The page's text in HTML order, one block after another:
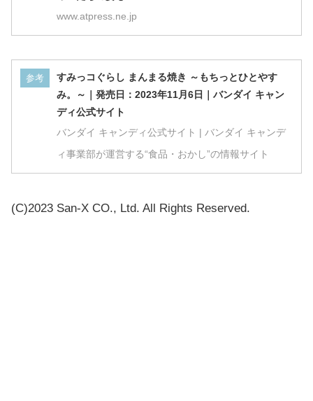
www.atpress.ne.jp
参考
すみっコぐらし まんまる焼き ～もちっとひとやす
み。～｜発売日：2023年11月6日｜バンダイ キャン
ディ公式サイト
バンダイ キャンディ公式サイト | バンダイ キャンデ
ィ事業部が運営する“食品・おかし”の情報サイト
(C)2023 San-X CO., Ltd. All Rights Reserved.